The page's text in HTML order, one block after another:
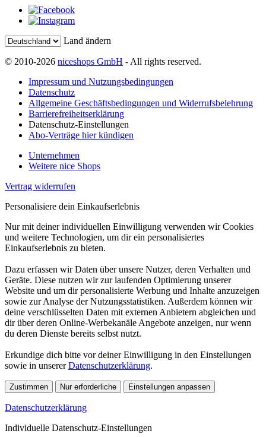
Land ändern
© 2010-2026 niceshops GmbH - All rights reserved.
Impressum und Nutzungsbedingungen
Datenschutz
Allgemeine Geschäftsbedingungen und Widerrufsbelehrung
Barrierefreiheitserklärung
Datenschutz-Einstellungen
Abo-Verträge hier kündigen
Unternehmen
Weitere nice Shops
Vertrag widerrufen
Personalisiere dein Einkaufserlebnis
Nur mit deiner individuellen Einwilligung verwenden wir Cookies
und weitere Technologien, um dir ein personalisiertes
Einkaufserlebnis zu bieten.
Dazu erfassen wir Daten über unsere Nutzer, deren Verhalten und
Geräte. Diese nutzen wir zur laufenden Optimierung unserer
Website und um dir personalisierte Werbung und Inhalte anzuzeigen
sowie zur Analyse der Nutzungsstatistiken. Außerdem können wir
deine verschlüsselten Daten mit externen Anbietern abgleichen und
dir über deren Online-Werbekanäle Angebote anzeigen, nur wenn
du deren Dienste bereits selbst nutzt.
Erkundige dich bitte vor deiner Einwilligung in den Einstellungen
sowie in unsererDatenschutzerklärung.
Zustimmen Nur erforderliche Einstellungen anpassen
Datenschutzerklärung
Individuelle Datenschutz-Einstellungen